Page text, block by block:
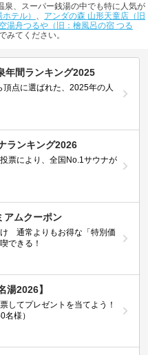
泉、スーパー銭湯の中でも特に人気が
テル）
アンダの森 山形天童店（旧
湯舟つるや（旧：檜風呂の宿 つる
みてください。
年間ランキング2025
点に選ばれた、2025年の人
ランキング2026
票により、全国No.1サウナが
アムクーポン
け 通常よりもお得な「特別価
できる！
湯2026】
してプレゼントを当てよう！
名様）